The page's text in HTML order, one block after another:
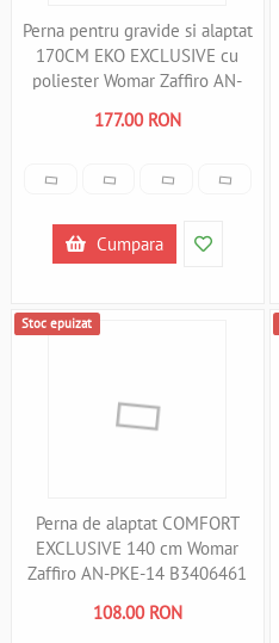
Perna pentru gravide si alaptat
170CM EKO EXCLUSIVE cu
poliester Womar Zaffiro AN-
177.00 RON
Cumpara
Stoc epuizat
Perna de alaptat COMFORT
EXCLUSIVE 140 cm Womar
Zaffiro AN-PKE-14 B3406461
108.00 RON